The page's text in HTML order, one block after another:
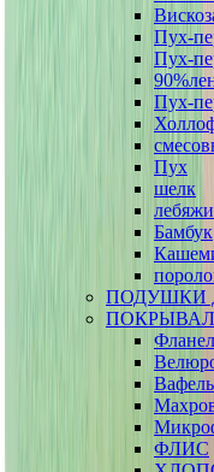
Пух-
Пух-
Пух-
Пух
шелк
Бамбук
ПОДУШКИ
ФЛИС